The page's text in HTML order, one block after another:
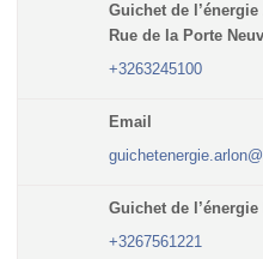
Guichet de
Rue de la Porte
+3263245100
Email
Guichet de
+3267561221